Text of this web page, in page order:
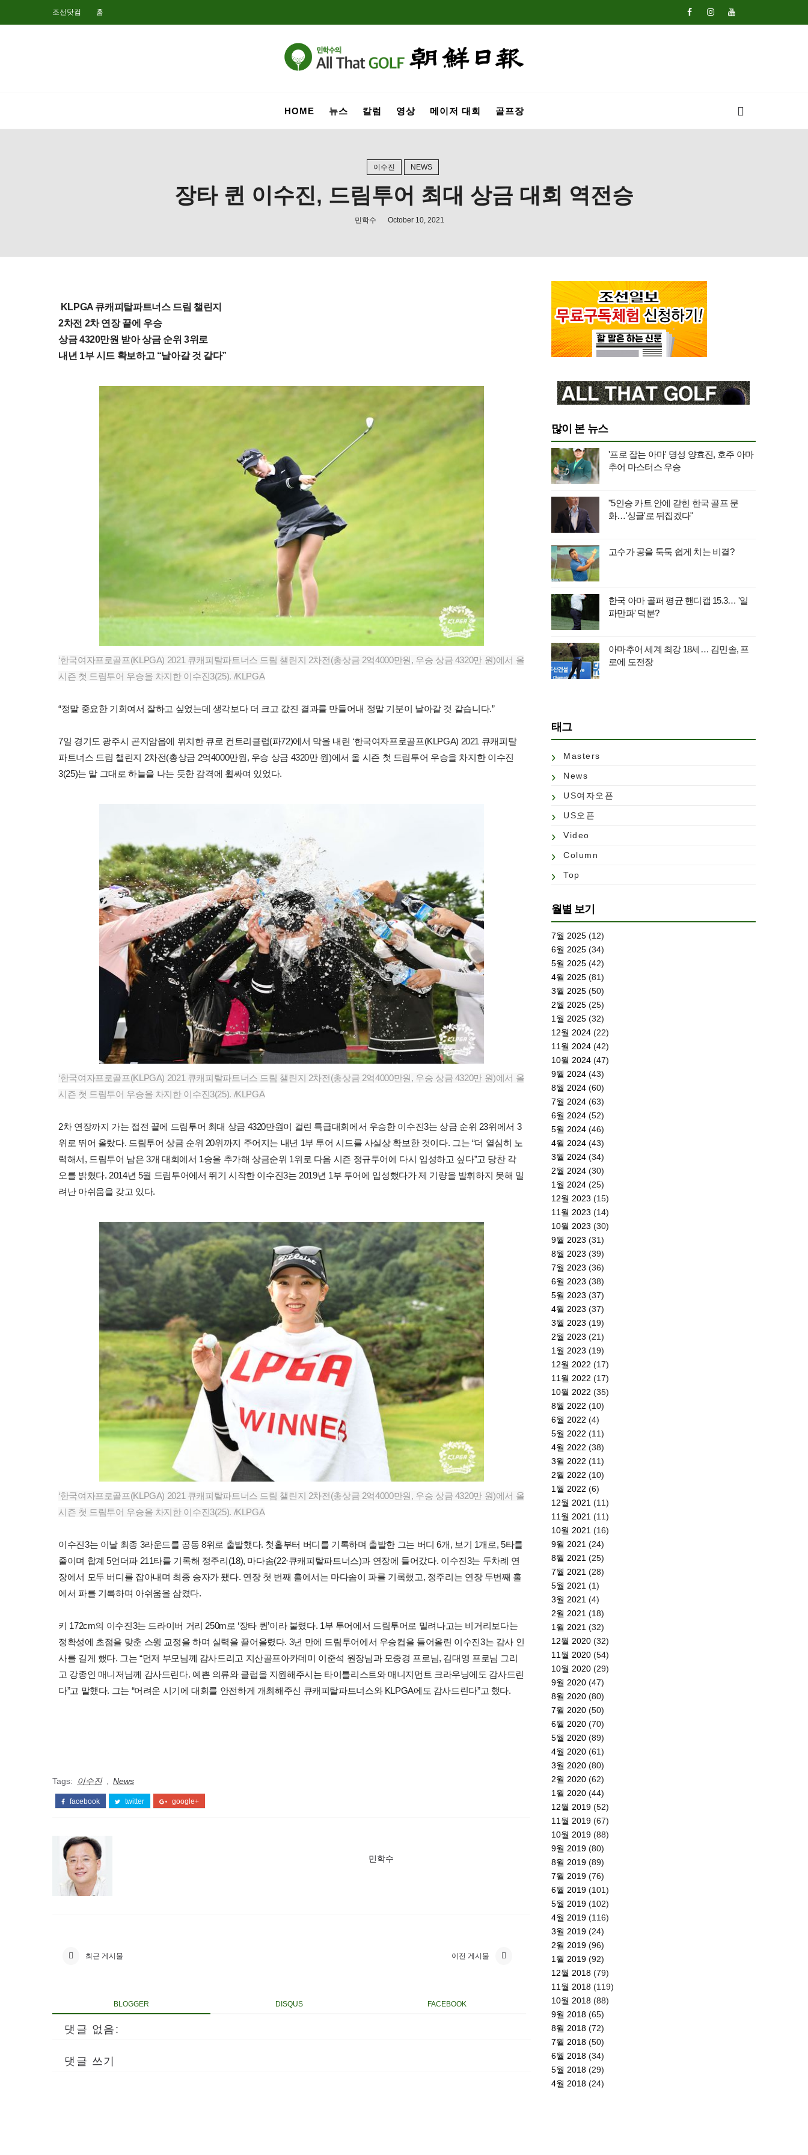
조선닷컴 홈
HOME 뉴스 칼럼 영상 메이저 대회 골프장
이수진 NEWS
장타 퀸 이수진, 드림투어 최대 상금 대회 역전승
민학수 October 10, 2021
KLPGA 큐캐피탈파트너스 드림 챌린지
2차전 2차 연장 끝에 우승
상금 4320만원 받아 상금 순위 3위로
내년 1부 시드 확보하고 “날아갈 것 같다”
‘한국여자프로골프(KLPGA) 2021 큐캐피탈파트너스 드림 챌린지 2차전(총상금 2억4000만원, 우승 상금 4320만 원)에서 올
시즌 첫 드림투어 우승을 차지한 이수진3(25). /KLPGA
“정말 중요한 기회여서 잘하고 싶었는데 생각보다 더 크고 값진 결과를 만들어내 정말 기분이 날아갈 것 같습니다.”
7일 경기도 광주시 곤지암읍에 위치한 큐로 컨트리클럽(파72)에서 막을 내린 ‘한국여자프로골프(KLPGA) 2021 큐캐피탈
파트너스 드림 챌린지 2차전(총상금 2억4000만원, 우승 상금 4320만 원)에서 올 시즌 첫 드림투어 우승을 차지한 이수진
3(25)는 말 그대로 하늘을 나는 듯한 감격에 휩싸여 있었다.
‘한국여자프로골프(KLPGA) 2021 큐캐피탈파트너스 드림 챌린지 2차전(총상금 2억4000만원, 우승 상금 4320만 원)에서 올
시즌 첫 드림투어 우승을 차지한 이수진3(25). /KLPGA
2차 연장까지 가는 접전 끝에 드림투어 최대 상금 4320만원이 걸린 특급대회에서 우승한 이수진3는 상금 순위 23위에서 3
위로 뛰어 올랐다. 드림투어 상금 순위 20위까지 주어지는 내년 1부 투어 시드를 사실상 확보한 것이다. 그는 “더 열심히 노
력해서, 드림투어 남은 3개 대회에서 1승을 추가해 상금순위 1위로 다음 시즌 정규투어에 다시 입성하고 싶다”고 당찬 각
오를 밝혔다. 2014년 5월 드림투어에서 뛰기 시작한 이수진3는 2019년 1부 투어에 입성했다가 제 기량을 발휘하지 못해 밀
려난 아쉬움을 갖고 있다.
‘한국여자프로골프(KLPGA) 2021 큐캐피탈파트너스 드림 챌린지 2차전(총상금 2억4000만원, 우승 상금 4320만 원)에서 올
시즌 첫 드림투어 우승을 차지한 이수진3(25). /KLPGA
이수진3는 이날 최종 3라운드를 공동 8위로 출발했다. 첫홀부터 버디를 기록하며 출발한 그는 버디 6개, 보기 1개로, 5타를
줄이며 합계 5언더파 211타를 기록해 정주리(18), 마다솜(22·큐캐피탈파트너스)과 연장에 들어갔다. 이수진3는 두차례 연
장에서 모두 버디를 잡아내며 최종 승자가 됐다. 연장 첫 번째 홀에서는 마다솜이 파를 기록했고, 정주리는 연장 두번째 홀
에서 파를 기록하며 아쉬움을 삼켰다.
키 172cm의 이수진3는 드라이버 거리 250m로 ‘장타 퀸’이라 불렸다. 1부 투어에서 드림투어로 밀려나고는 비거리보다는
정확성에 초점을 맞춘 스윙 교정을 하며 실력을 끌어올렸다. 3년 만에 드림투어에서 우승컵을 들어올린 이수진3는 감사 인
사를 길게 했다. 그는 “먼저 부모님께 감사드리고 지산골프아카데미 이준석 원장님과 모중경 프로님, 김대영 프로님 그리
고 강종인 매니저님께 감사드린다. 예쁜 의류와 클럽을 지원해주시는 타이틀리스트와 매니지먼트 크라우닝에도 감사드린
다”고 말했다. 그는 “어려운 시기에 대회를 안전하게 개최해주신 큐캐피탈파트너스와 KLPGA에도 감사드린다”고 했다.
Tags: 이수진 News
facebook twitter google+
민학수
최근 게시물 이전 게시물
BLOGGER DISQUS FACEBOOK
댓글 없음:
댓글 쓰기
많이 본 뉴스
'프로 잡는 아마' 명성 양효진, 호주 아마
추어 마스터스 우승
"5인승 카트 안에 갇힌 한국 골프 문
화…'싱글'로 뒤집겠다"
고수가 공을 툭툭 쉽게 치는 비결?
한국 아마 골퍼 평균 핸디캡 15.3… '일
파만파' 덕분?
아마추어 세계 최강 18세… 김민솔, 프
로에 도전장
태그
Masters
News
US여자오픈
US오픈
Video
Column
Top
월별 보기
7월 2025 (12)
6월 2025 (34)
5월 2025 (42)
4월 2025 (81)
3월 2025 (50)
2월 2025 (25)
1월 2025 (32)
12월 2024 (22)
11월 2024 (42)
10월 2024 (47)
9월 2024 (43)
8월 2024 (60)
7월 2024 (63)
6월 2024 (52)
5월 2024 (46)
4월 2024 (43)
3월 2024 (34)
2월 2024 (30)
1월 2024 (25)
12월 2023 (15)
11월 2023 (14)
10월 2023 (30)
9월 2023 (31)
8월 2023 (39)
7월 2023 (36)
6월 2023 (38)
5월 2023 (37)
4월 2023 (37)
3월 2023 (19)
2월 2023 (21)
1월 2023 (19)
12월 2022 (17)
11월 2022 (17)
10월 2022 (35)
8월 2022 (10)
6월 2022 (4)
5월 2022 (11)
4월 2022 (38)
3월 2022 (11)
2월 2022 (10)
1월 2022 (6)
12월 2021 (11)
11월 2021 (11)
10월 2021 (16)
9월 2021 (24)
8월 2021 (25)
7월 2021 (28)
5월 2021 (1)
3월 2021 (4)
2월 2021 (18)
1월 2021 (32)
12월 2020 (32)
11월 2020 (54)
10월 2020 (29)
9월 2020 (47)
8월 2020 (80)
7월 2020 (50)
6월 2020 (70)
5월 2020 (89)
4월 2020 (61)
3월 2020 (80)
2월 2020 (62)
1월 2020 (44)
12월 2019 (52)
11월 2019 (67)
10월 2019 (88)
9월 2019 (80)
8월 2019 (89)
7월 2019 (76)
6월 2019 (101)
5월 2019 (102)
4월 2019 (116)
3월 2019 (24)
2월 2019 (96)
1월 2019 (92)
12월 2018 (79)
11월 2018 (119)
10월 2018 (88)
9월 2018 (65)
8월 2018 (72)
7월 2018 (50)
6월 2018 (34)
5월 2018 (29)
4월 2018 (24)